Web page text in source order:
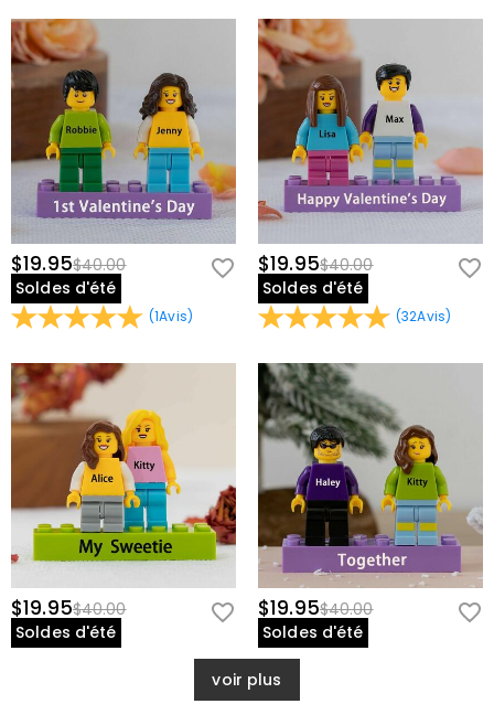
$19.95$40.00
Soldes d'été
(1Avis)
$19.95$40.00
Soldes d'été
(32Avis)
$19.95$40.00
Soldes d'été
$19.95$40.00
Soldes d'été
voir plus